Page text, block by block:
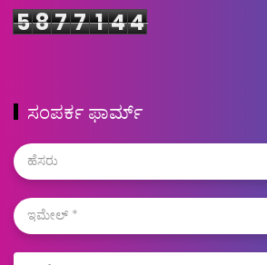
587 7 1 44
ಸಂಪರ್ಕ ಫಾರ್ಮ್